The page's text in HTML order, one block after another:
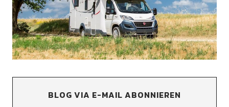
BLOG VIA E-MAIL ABONNIEREN